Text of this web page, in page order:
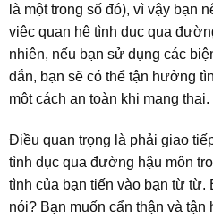
là một trong số đó), vì vậy bạn
việc quan hệ tình dục qua
nhiên, nếu bạn sử dụng các
đắn, bạn sẽ có thể tận hưởng
một cách an toàn khi mang thai.
Điều quan trọng là phải giao
tình dục qua đường hậu môn
tình của bạn tiến vào bạn từ từ.
nói? Bạn muốn cẩn thận và